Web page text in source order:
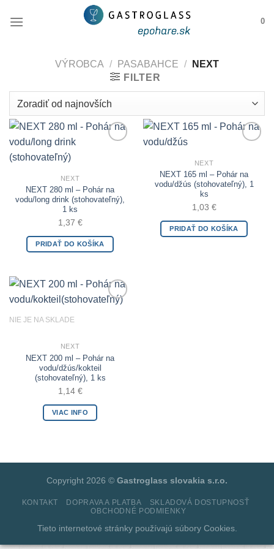
0
VÝROBCA / PASABAHCE /
NEXT
FILTER
NEXT
NEXT 280 ml – Pohár na
vodu/long drink (stohovateľný),
1 ks
1,37 €
PRIDAŤ DO KOŠÍKA
NEXT
NEXT 165 ml – Pohár na
vodu/džús (stohovateľný), 1
ks
1,03 €
PRIDAŤ DO KOŠÍKA
NIE JE NA SKLADE
NEXT
NEXT 200 ml – Pohár na
vodu/džús/kokteil
(stohovateľný), 1 ks
1,14 €
VIAC INFO
Copyright 2026 © Gastroglass slovakia s.r.o.
KONTAKT DOPRAVA A PLATBA
SKLADOVÁ DOSTUPNOSŤ
OBCHODNÉ PODMIENKY
Tieto internetové stránky používajú súbory Cookies.